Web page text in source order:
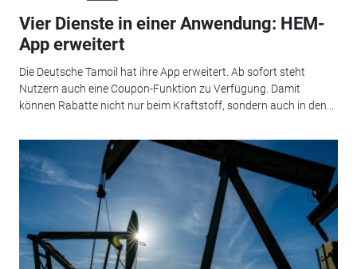
Vier Dienste in einer Anwendung: HEM-
App erweitert
Die Deutsche Tamoil hat ihre App erweitert. Ab sofort steht
Nutzern auch eine Coupon-Funktion zu Verfügung. Damit
können Rabatte nicht nur beim Kraftstoff, sondern auch in den...